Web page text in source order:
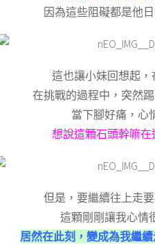
因為這些阻礙都是他
這也讓小妹回想起，
在挑戰的過程中，突然
當下腳好痛，心
想說這顆石頭幹嘛在
但是，要繼續往上走
這顆剛剛讓我心情
居然在此刻，變成為我繼續